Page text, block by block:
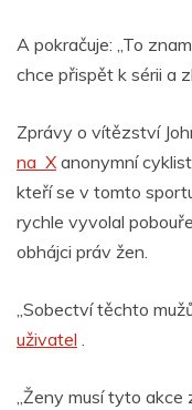
A pokračuje: „To
chce přispět k sérii a
Zprávy o vítězství
na X anonymní
kteří se v tomto
rychle vyvolal
obhájci práv žen.
„Sobectví těchto
uživatel .
„Ženy musí tyto akce